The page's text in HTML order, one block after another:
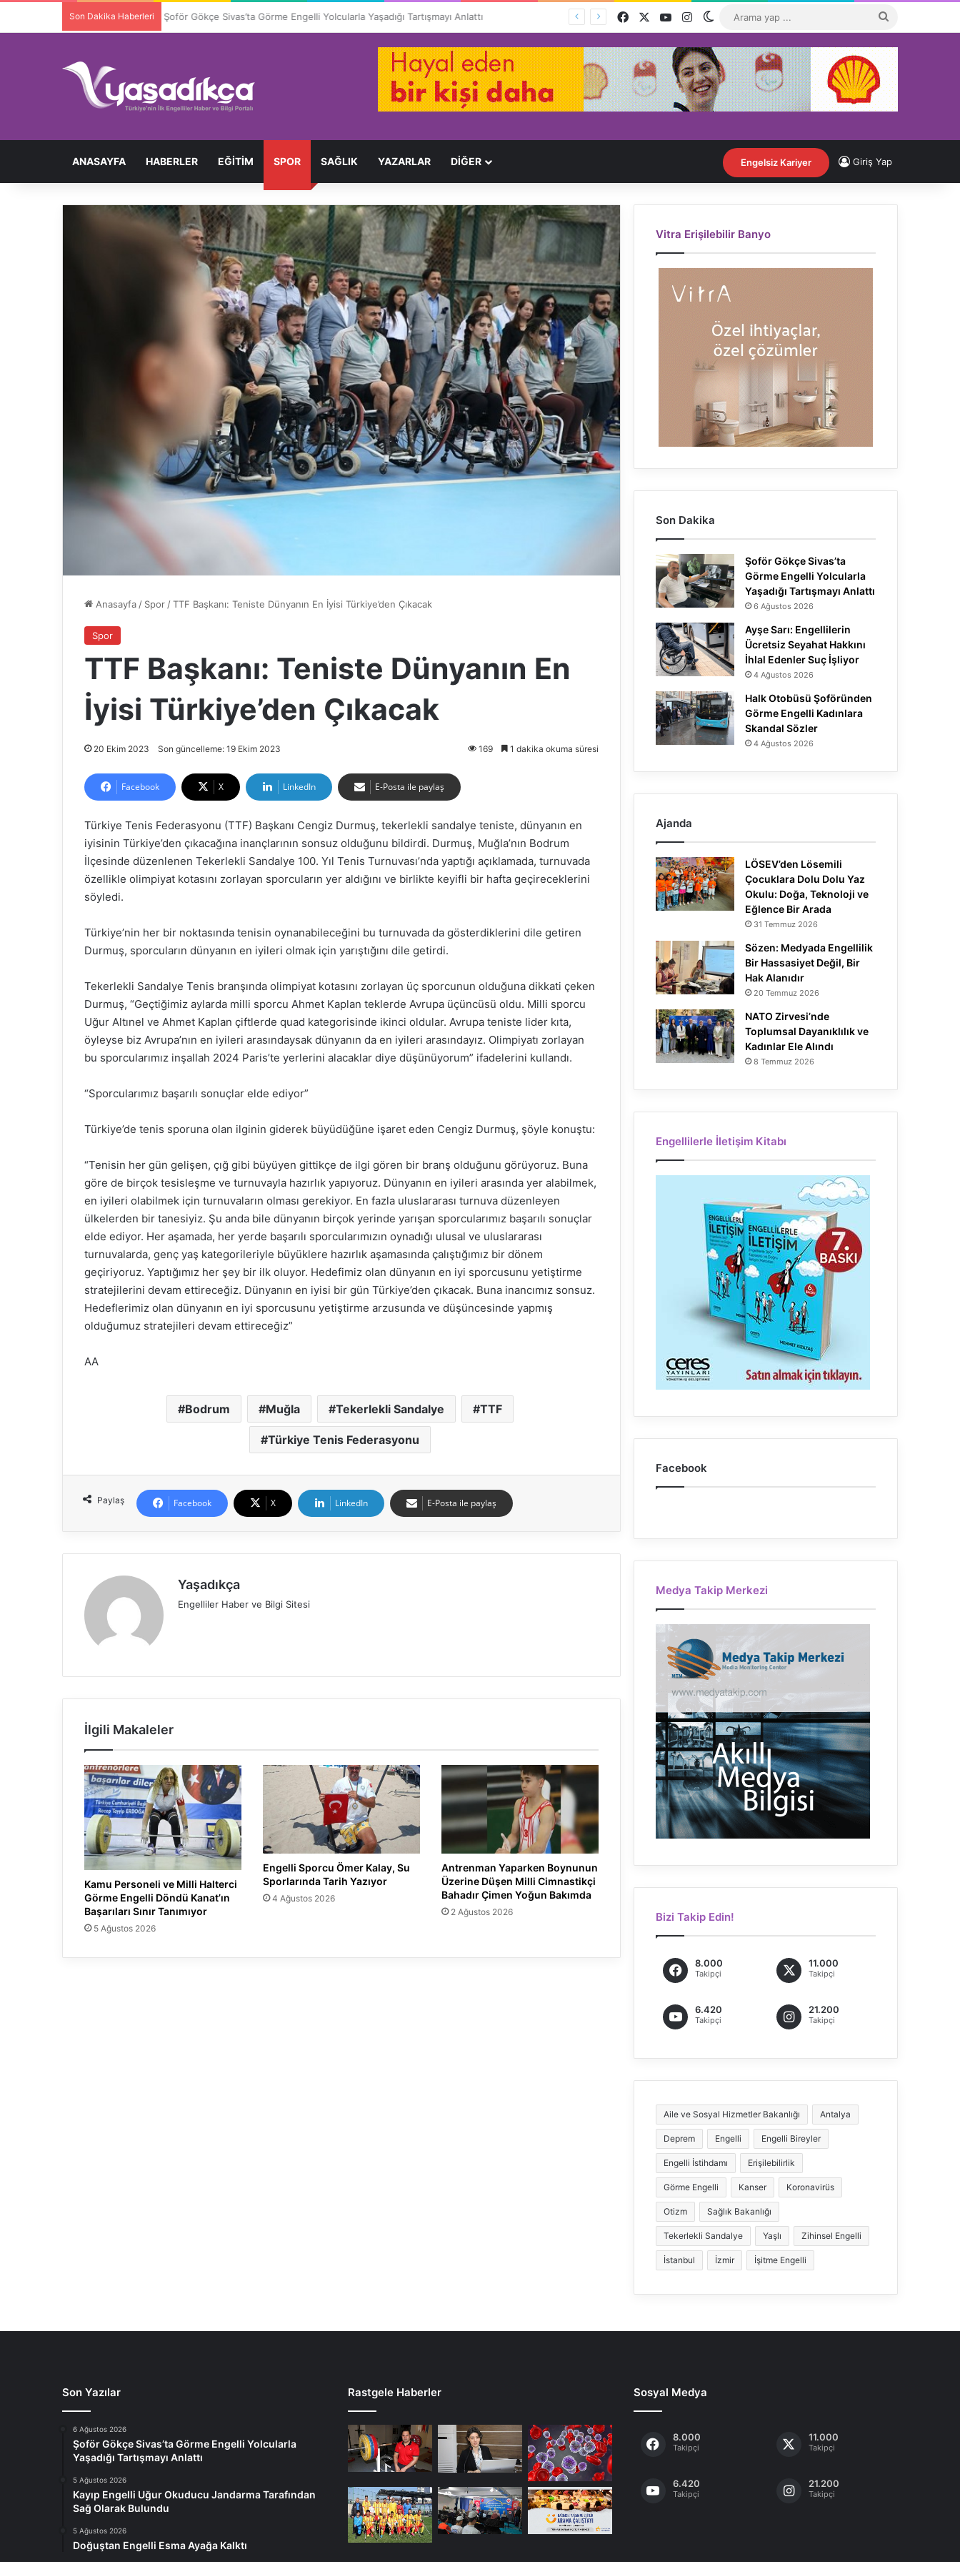
Son Dakika Haberleri Şoför Gökçe Sivas’ta Görme Engelli Yolcularla Yaşadığı Tartışmayı Anlattı Facebook YouTubeInstagramDış görünümü değiştir
...
ANASAYFA HABERLER EĞITIM SPOR SAĞLIK YAZARLAR DİĞER Engelsiz Kariyer Giriş Yap
Anasayfa/ Spor/TTF Başkanı: Teniste Dünyanın En İyisi Türkiye’den Çıkacak
Spor
TTF Başkanı: Teniste Dünyanın En
İyisi Türkiye’den Çıkacak
20 Ekim 2023 Son güncelleme: 19 Ekim 2023 169 1 dakika okuma süresi
Facebook X LinkedIn E-Posta ile paylaş
Türkiye Tenis Federasyonu (TTF) Başkanı Cengiz Durmuş, tekerlekli sandalye teniste, dünyanın en
iyisinin Türkiye’den çıkacağına inançlarının sonsuz olduğunu bildirdi. Durmuş, Muğla’nın Bodrum
İlçesinde düzenlenen Tekerlekli Sandalye 100. Yıl Tenis Turnuvası’nda yaptığı açıklamada, turnuvada
özellikle olimpiyat kotasını zorlayan sporcuların yer aldığını ve birlikte keyifli bir hafta geçireceklerini
söyledi.
Türkiye’nin her bir noktasında tenisin oynanabileceğini bu turnuvada da gösterdiklerini dile getiren
Durmuş, sporcuların dünyanın en iyileri olmak için yarıştığını dile getirdi.
Tekerlekli Sandalye Tenis branşında olimpiyat kotasını zorlayan üç sporcunun olduğuna dikkati çeken
Durmuş, “Geçtiğimiz aylarda milli sporcu Ahmet Kaplan teklerde Avrupa üçüncüsü oldu. Milli sporcu
Uğur Altınel ve Ahmet Kaplan çiftlerde quad kategorisinde ikinci oldular. Avrupa teniste lider kıta,
öyleyse biz Avrupa’nın en iyileri arasındaysak dünyanın da en iyileri arasındayız. Olimpiyatı zorlayan
bu sporcularımız inşallah 2024 Paris’te yerlerini alacaklar diye düşünüyorum” ifadelerini kullandı.
“Sporcularımız başarılı sonuçlar elde ediyor”
Türkiye’de tenis sporuna olan ilginin giderek büyüdüğüne işaret eden Cengiz Durmuş, şöyle konuştu:
“Tenisin her gün gelişen, çığ gibi büyüyen gittikçe de ilgi gören bir branş olduğunu görüyoruz. Buna
göre de birçok tesisleşme ve turnuvayla hazırlık yapıyoruz. Dünyanın en iyileri arasında yer alabilmek,
en iyileri olabilmek için turnuvaların olması gerekiyor. En fazla uluslararası turnuva düzenleyen
ülkelerden bir tanesiyiz. Şu anda bile dünyanın birçok yerinde yarışan sporcularımız başarılı sonuçlar
elde ediyor. Her aşamada, her yerde başarılı sporcularımızın oynadığı ulusal ve uluslararası
turnuvalarda, genç yaş kategorileriyle büyüklere hazırlık aşamasında çalıştığımız bir dönem
geçiriyoruz. Yaptığımız her şey bir ilk oluyor. Hedefimiz olan dünyanın en iyi sporcusunu yetiştirme
stratejilerini devam ettireceğiz. Dünyanın en iyisi bir gün Türkiye’den çıkacak. Buna inancımız sonsuz.
Hedeflerimiz olan dünyanın en iyi sporcusunu yetiştirme arzusunda ve düşüncesinde yapmış
olduğumuz stratejileri devam ettireceğiz”
AA
Bodrum Muğla Tekerlekli Sandalye TTF
Türkiye Tenis Federasyonu
Paylaş Facebook X LinkedIn E-Posta ile paylaş
Yaşadıkça
Engelliler Haber ve Bilgi Sitesi
İlgili Makaleler
Kamu Personeli ve Milli Halterci
Görme Engelli Döndü Kanat’ın
Başarıları Sınır Tanımıyor
5 Ağustos 2026
Engelli Sporcu Ömer Kalay, Su
Sporlarında Tarih Yazıyor
4 Ağustos 2026
Antrenman Yaparken Boynunun
Üzerine Düşen Milli Cimnastikçi
Bahadır Çimen Yoğun Bakımda
2 Ağustos 2026
Vitra Erişilebilir Banyo
Son Dakika
Şoför Gökçe Sivas’ta
Görme Engelli Yolcularla
Yaşadığı Tartışmayı Anlattı
6 Ağustos 2026
Ayşe Sarı: Engellilerin
Ücretsiz Seyahat Hakkını
İhlal Edenler Suç İşliyor
4 Ağustos 2026
Halk Otobüsü Şoföründen
Görme Engelli Kadınlara
Skandal Sözler
4 Ağustos 2026
Ajanda
LÖSEV’den Lösemili
Çocuklara Dolu Dolu Yaz
Okulu: Doğa, Teknoloji ve
Eğlence Bir Arada
31 Temmuz 2026
Sözen: Medyada Engellilik
Bir Hassasiyet Değil, Bir
Hak Alanıdır
20 Temmuz 2026
NATO Zirvesi’nde
Toplumsal Dayanıklılık ve
Kadınlar Ele Alındı
8 Temmuz 2026
Engellilerle İletişim Kitabı
Facebook
Medya Takip Merkezi
Bizi Takip Edin!
8.000
Takipçi
11.000
Takipçi
6.420
Takipçi
21.200
Takipçi
Aile ve Sosyal Hizmetler Bakanlığı Antalya
Deprem Engelli Engelli Bireyler
Engelli İstihdamı Erişilebilirlik
Görme Engelli Kanser Koronavirüs
Otizm Sağlık Bakanlığı
Tekerlekli Sandalye Yaşlı Zihinsel Engelli
İstanbul İzmir İşitme Engelli
Son Yazılar
6 Ağustos 2026
Şoför Gökçe Sivas’ta Görme Engelli Yolcularla
Yaşadığı Tartışmayı Anlattı
5 Ağustos 2026
Kayıp Engelli Uğur Okuducu Jandarma Tarafından
Sağ Olarak Bulundu
5 Ağustos 2026
Doğuştan Engelli Esma Ayağa Kalktı
Rastgele Haberler Sosyal Medya
8.000
Takipçi
11.000
Takipçi
6.420
Takipçi
21.200
Takipçi